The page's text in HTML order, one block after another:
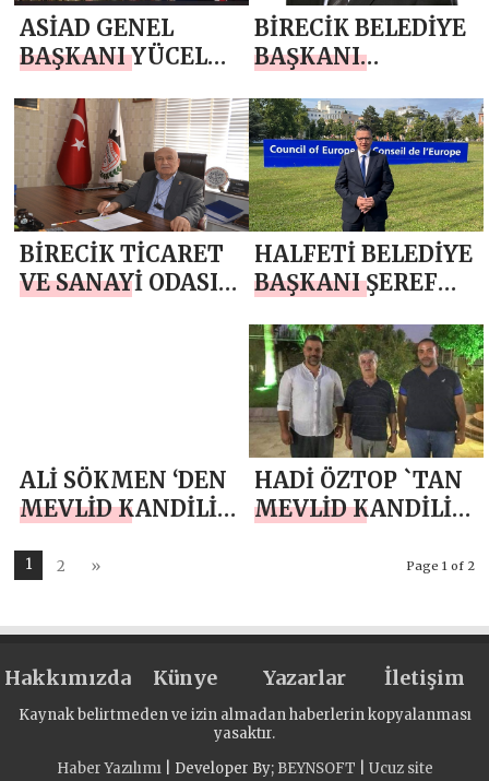
ASİAD GENEL
BAŞKANI YÜCEL
MEVLİD KANDİLİ
MESAJI
BİRECİK BELEDİYE
BAŞKANI
MİRKELAM `DAN
MEVLİD KANDİLİ
MESAJI
BİRECİK TİCARET
VE SANAYİ ODASI
HALFETİ BELEDİYE
BAŞKANI ŞEREF
MEVLİD KANDİLİ
MESAJI
ALİ SÖKMEN ‘DEN
MEVLİD KANDİLİ
HADİ ÖZTOP `TAN
MEVLİD KANDİLİ
Page 1 of 2
1 2 »
Hakkımızda Künye Yazarlar İletişim
Kaynak belirtmeden ve izin almadan haberlerin kopyalanması
yasaktır.
Haber Yazılımı| Developer By; BEYNSOFT Ucuz site